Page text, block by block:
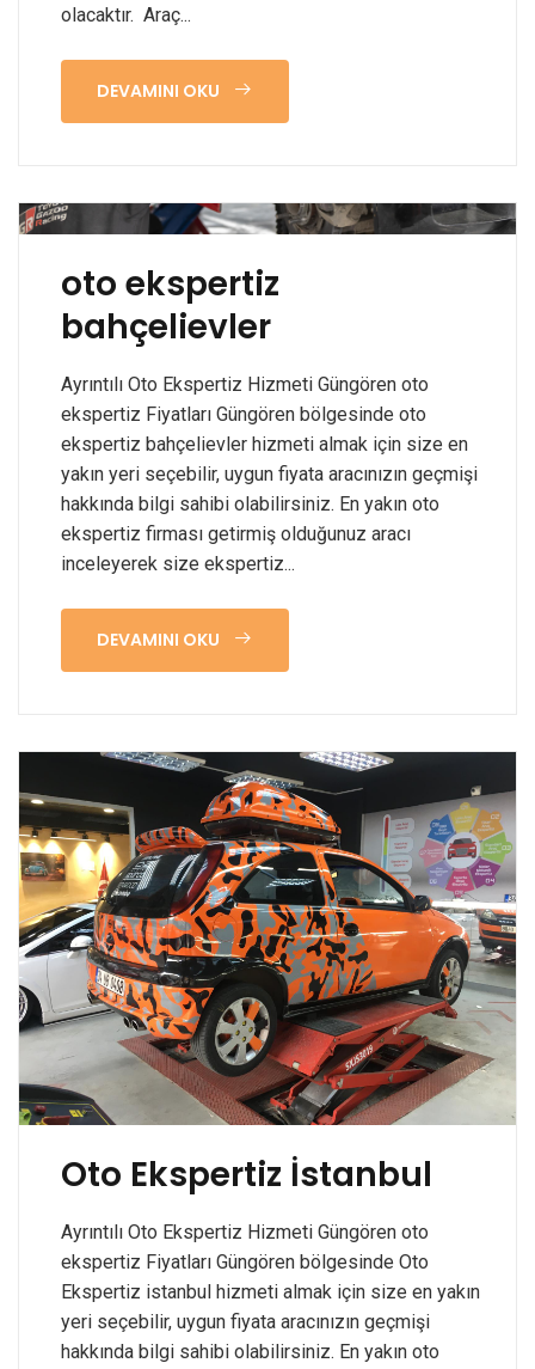
olacaktır. Araç...
DEVAMINI OKU
oto ekspertiz
bahçelievler
Ayrıntılı Oto Ekspertiz Hizmeti Güngören oto
ekspertiz Fiyatları Güngören bölgesinde oto
ekspertiz bahçelievler hizmeti almak için size en
yakın yeri seçebilir, uygun fiyata aracınızın geçmişi
hakkında bilgi sahibi olabilirsiniz. En yakın oto
ekspertiz firması getirmiş olduğunuz aracı
inceleyerek size ekspertiz...
DEVAMINI OKU
Oto Ekspertiz İstanbul
Ayrıntılı Oto Ekspertiz Hizmeti Güngören oto
ekspertiz Fiyatları Güngören bölgesinde Oto
Ekspertiz istanbul hizmeti almak için size en yakın
yeri seçebilir, uygun fiyata aracınızın geçmişi
hakkında bilgi sahibi olabilirsiniz. En yakın oto